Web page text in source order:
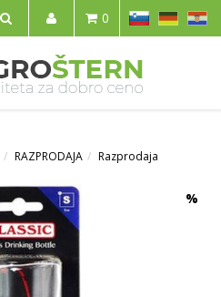
IŠČI
SL HR
0
RAZPRODAJA Razprodaja
%